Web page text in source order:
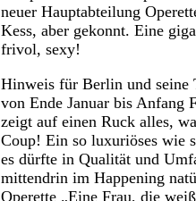
neuer Hauptabteilung
Kess, aber gekonnt. Eine
frivol, sexy!
Hinweis für Berlin und seine
von Ende Januar bis Anfang
zeigt auf einen Ruck alles,
Coup! Ein so luxuriöses wie
es dürfte in Qualität und
mittendrin im Happening
Operette „Eine Frau, die